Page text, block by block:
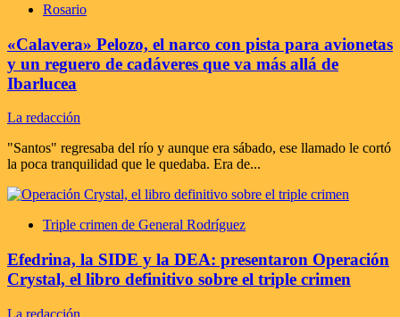
Rosario
«Calavera» Pelozo, el narco con pista para avionetas
y un reguero de cadáveres que va más allá de
Ibarlucea
La redacción
"Santos" regresaba del río y aunque era sábado, ese llamado le cortó
la poca tranquilidad que le quedaba. Era de...
Triple crimen de General Rodríguez
Efedrina, la SIDE y la DEA: presentaron Operación
Crystal, el libro definitivo sobre el triple crimen
La redacción